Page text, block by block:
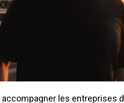
accompagner les entreprises